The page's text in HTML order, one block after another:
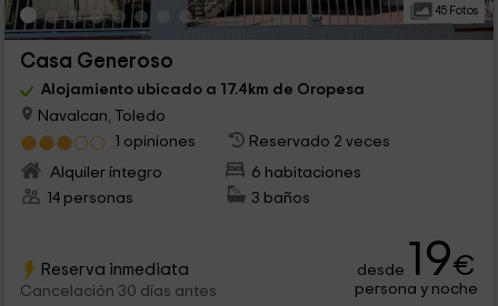
45 Fotos
Casa Generoso
Alojamiento ubicado a 17.4km de Oropesa
Navalcan, Toledo
1 opiniones
Reservado 2 veces
Alquiler íntegro
6 habitaciones
14 personas
3 baños
Reserva inmediata
Cancelación 30 días antes
desde 19€
persona y noche